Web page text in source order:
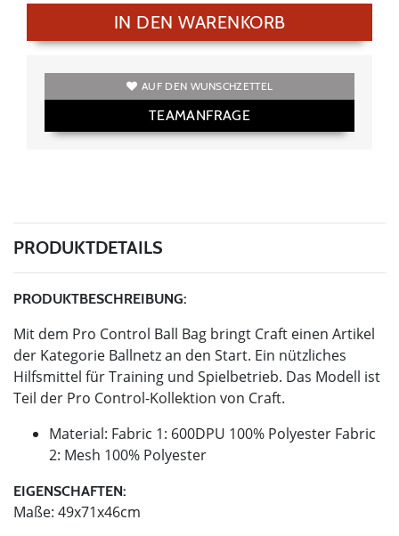
IN DEN WARENKORB
AUF DEN WUNSCHZETTEL
TEAMANFRAGE
PRODUKTDETAILS
PRODUKTBESCHREIBUNG:
Mit dem Pro Control Ball Bag bringt Craft einen Artikel
der Kategorie Ballnetz an den Start. Ein nützliches
Hilfsmittel für Training und Spielbetrieb. Das Modell ist
Teil der Pro Control-Kollektion von Craft.
Material: Fabric 1: 600DPU 100% Polyester Fabric
2: Mesh 100% Polyester
EIGENSCHAFTEN:
Maße: 49x71x46cm